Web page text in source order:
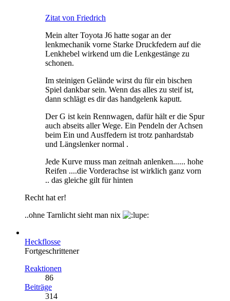
Zitat von Friedrich
Mein alter Toyota J6 hatte sogar an der
lenkmechanik vorne Starke Druckfedern auf die
Lenkhebel wirkend um die Lenkgestänge zu
schonen.
Im steinigen Gelände wirst du für ein bischen
Spiel dankbar sein. Wenn das alles zu steif ist,
dann schlägt es dir das handgelenk kaputt.
Der G ist kein Rennwagen, dafür hält er die Spur
auch abseits aller Wege. Ein Pendeln der Achsen
beim Ein und Ausffedern ist trotz panhardstab
und Längslenker normal .
Jede Kurve muss man zeitnah anlenken...... hohe
Reifen ....die Vorderachse ist wirklich ganz vorn
.. das gleiche gilt für hinten
Recht hat er!
..ohne Tarnlicht sieht man nix
Heckflosse
Fortgeschrittener
Reaktionen
86
Beiträge
314